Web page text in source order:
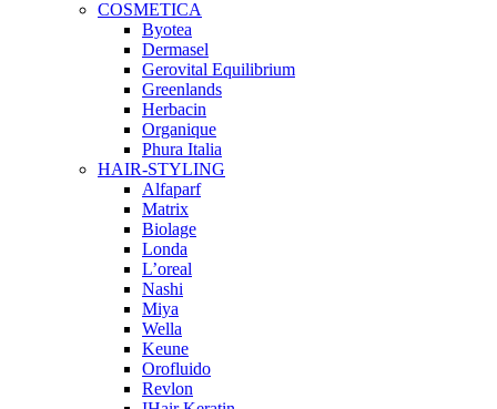
COSMETICA
Byotea
Dermasel
Gerovital Equilibrium
Greenlands
Herbacin
Organique
Phura Italia
HAIR-STYLING
Alfaparf
Matrix
Biolage
Londa
L’oreal
Nashi
Miya
Wella
Keune
Orofluido
Revlon